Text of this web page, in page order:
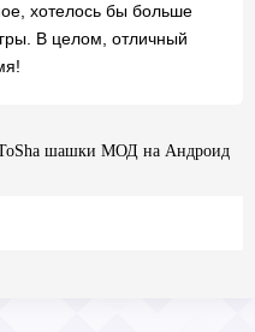
хотелось бы больше
В целом, отличный
шашки МОД на Андроид